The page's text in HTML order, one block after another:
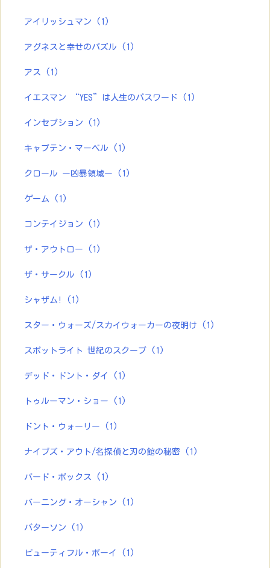
アイリッシュマン (1)
アグネスと幸せのパズル (1)
アス (1)
イエスマン “YES”は人生のパスワード (1)
インセプション (1)
キャプテン・マーベル (1)
クロール ー凶暴領域ー (1)
ゲーム (1)
コンテイジョン (1)
ザ・アウトロー (1)
ザ・サークル (1)
シャザム! (1)
スター・ウォーズ/スカイウォーカーの夜明け (1)
スポットライト 世紀のスクープ (1)
デッド・ドント・ダイ (1)
トゥルーマン・ショー (1)
ドント・ウォーリー (1)
ナイブズ・アウト/名探偵と刃の館の秘密 (1)
バード・ボックス (1)
バーニング・オーシャン (1)
パターソン (1)
ビューティフル・ボーイ (1)